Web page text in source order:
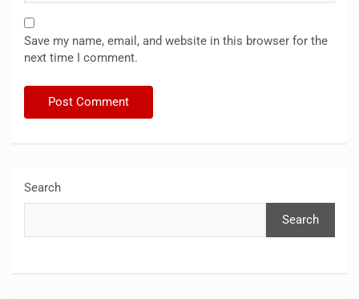
Save my name, email, and website in this browser for the
next time I comment.
Search
Search